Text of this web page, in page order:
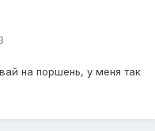
на поршень, у меня так